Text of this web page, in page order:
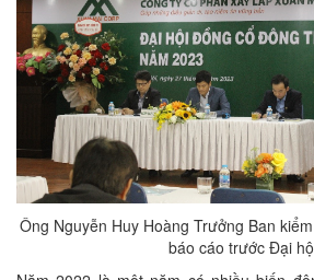
Ông Nguyễn Huy Hoàng Trưởng Ban
báo cáo trước Đại